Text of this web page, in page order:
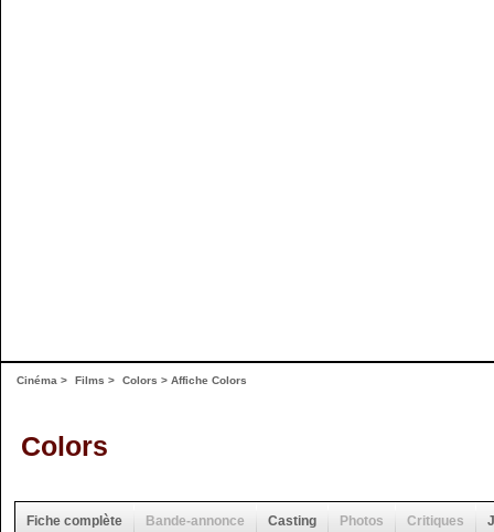
Cinéma > Films > Colors > Affiche Colors
Colors
Fiche complète Bande-annonce Casting Photos Critiques